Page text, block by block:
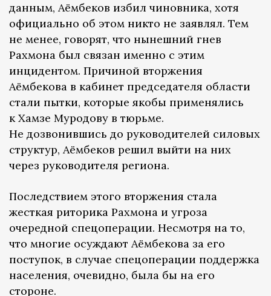
данным, Аёмбеков избил чиновника, хотя
официально об этом никто не заявлял. Тем
не менее, говорят, что нынешний гнев
Рахмона был связан именно с этим
инцидентом. Причиной вторжения
Аёмбекова в кабинет председателя области
стали пытки, которые якобы применялись
к Хамзе Муродову в тюрьме.
Не дозвонившись до руководителей силовых
структур, Аёмбеков решил выйти на них
через руководителя региона.
Последствием этого вторжения стала
жесткая риторика Рахмона и угроза
очередной спецоперации. Несмотря на то,
что многие осуждают Аёмбекова за его
поступок, в случае спецоперации поддержка
населения, очевидно, была бы на его
стороне.